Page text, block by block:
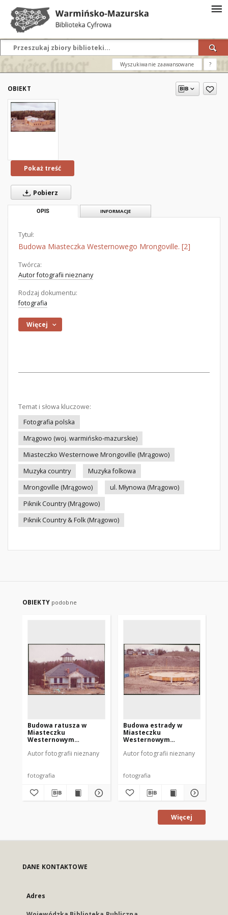
Wyszukiwanie zaawansowane ?
OBIEKT
Pokaż treść
Pobierz
OPIS INFORMACJE
Tytuł:
Budowa Miasteczka Westernowego Mrongoville. [2]
Twórca:
Autor fotografii nieznany
Rodzaj dokumentu:
fotografia
Więcej
Temat i słowa kluczowe:
Fotografia polska
Mrągowo (woj. warmińsko-mazurskie)
Miasteczko Westernowe Mrongoville (Mrągowo)
Muzyka country
Muzyka folkowa
Mrongoville (Mrągowo)
ul. Młynowa (Mrągowo)
Piknik Country (Mrągowo)
Piknik Country & Folk (Mrągowo)
OBIEKTY podobne
Budowa ratusza w
Miasteczku
Westernowym
Autor fotografii nieznany
fotografia
Budowa estrady w
Miasteczku
Westernowym
Autor fotografii nieznany
fotografia
Więcej
DANE KONTAKTOWE
Adres